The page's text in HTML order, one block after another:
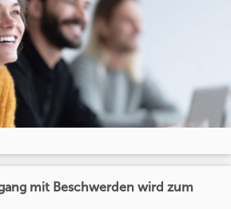
mit Beschwerden wird zum